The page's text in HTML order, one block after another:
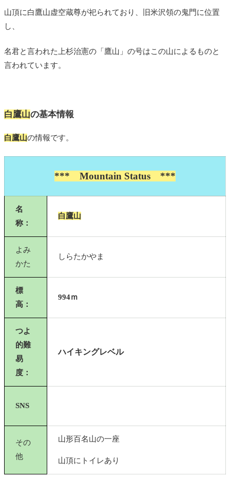
山頂に白鷹山虚空蔵尊が祀られており、旧米沢領の鬼門に位置
し、
名君と言われた上杉治憲の「鷹山」の号はこの山によるものと
言われています。
白鷹山の基本情報
白鷹山の情報です。
*** Mountain Status ***
名
称：
白鷹山
よみ
かた
しらたかやま
標
高：
994ｍ
つよ
的難
易
度：
ハイキングレベル
SNS
その
他
山形百名山の一座
山頂にトイレあり